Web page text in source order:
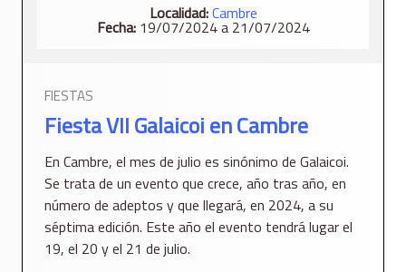
Localidad:Cambre
Fecha:19/07/2024 a 21/07/2024
FIESTAS
Fiesta VII Galaicoi en Cambre
En Cambre, el mes de julio es sinónimo de Galaicoi.
Se trata de un evento que crece, año tras año, en
número de adeptos y que llegará, en 2024, a su
séptima edición. Este año el evento tendrá lugar el
19, el 20 y el 21 de julio.